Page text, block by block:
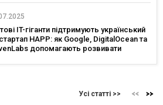
для ветеранів і
IT-гіганти підтримують український
HAPP: як Google, DigitalOcean та
допомагають розвивати
Усі статті >>